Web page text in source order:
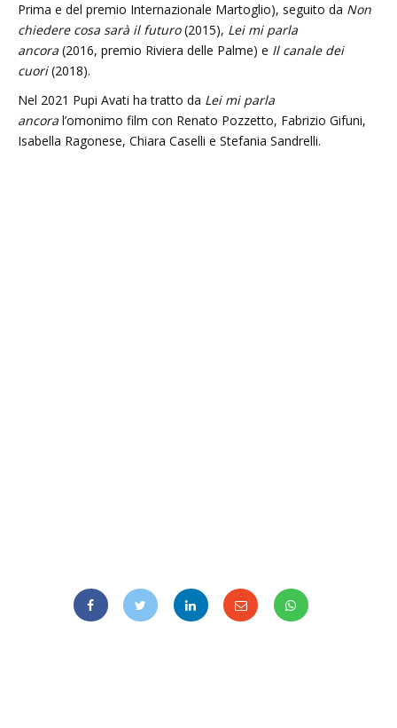
Prima e del premio Internazionale Martoglio), seguito da Non
chiedere cosa sarà il futuro(2015), Lei mi parla
ancora (2016, premio Riviera delle Palme) e Il canale dei
cuori(2018).
Nel 2021 Pupi Avati ha tratto da Lei mi parla
ancora l’omonimo film con Renato Pozzetto, Fabrizio Gifuni,
Isabella Ragonese, Chiara Caselli e Stefania Sandrelli.